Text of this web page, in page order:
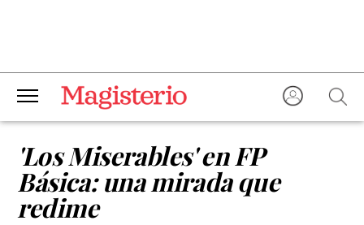
'Los Miserables' en FP
Básica: una mirada que
redime